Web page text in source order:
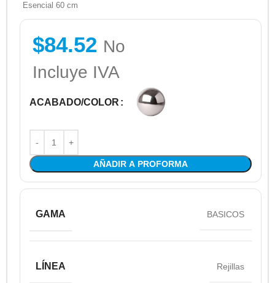
Esencial 60 cm
$84.52 No
Incluye IVA
ACABADO/COLOR
AÑADIR A PROFORMA
GAMA BASICOS
LÍNEA Rejillas